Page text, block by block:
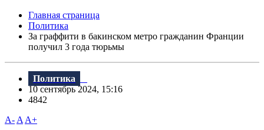
Главная страница
Политика
За граффити в бакинском метро гражданин Франции
получил 3 года тюрьмы
Политика
10 сентябрь 2024, 15:16
4842
A- A A+